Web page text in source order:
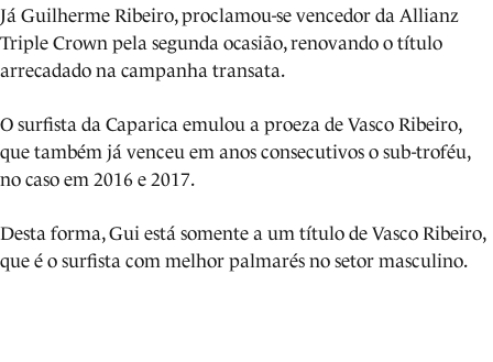
Já Guilherme Ribeiro, proclamou-se vencedor da Allianz
Triple Crown pela segunda ocasião, renovando o título
arrecadado na campanha transata.
O surfista da Caparica emulou a proeza de Vasco Ribeiro,
que também já venceu em anos consecutivos o sub-troféu,
no caso em 2016 e 2017.
Desta forma, Gui está somente a um título de Vasco Ribeiro,
que é o surfista com melhor palmarés no setor masculino.